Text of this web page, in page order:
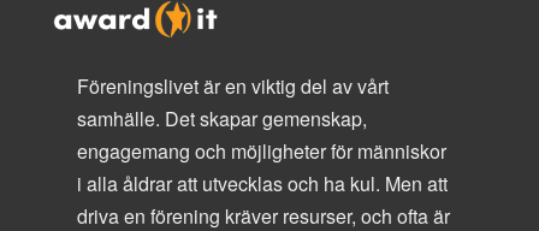
Föreningslivet är en viktig del av vårt
samhälle. Det skapar gemenskap,
engagemang och möjligheter för människor
i alla åldrar att utvecklas och ha kul. Men att
driva en förening kräver resurser, och ofta är